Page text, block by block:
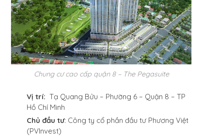
Chung cư cao cấp quận 8 – The Pegasuite
Vị trí: Tạ Quang Bửu – Phường 6 – Quận 8 – TP
Hồ Chí Minh
Chủ đầu tư: Công ty cổ phần đầu tư Phương Việt
(PVInvest)